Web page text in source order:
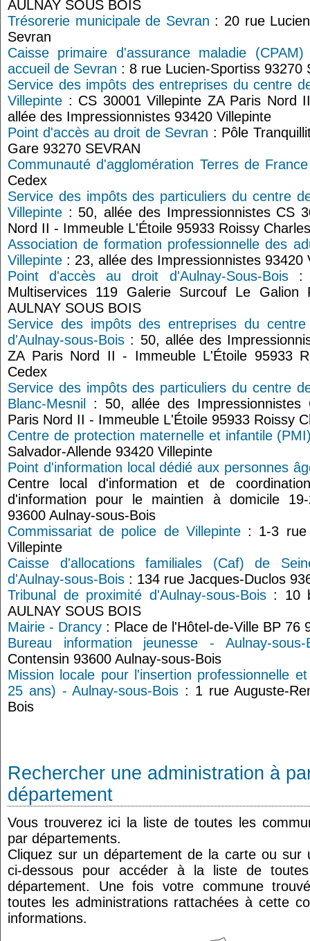
AULNAY SOUS BOIS
Trésorerie municipale de Sevran : 20 rue
Sevran
Caisse primaire d'assurance maladie
accueil de Sevran : 8 rue Lucien-Sportiss 93270
Service des impôts des entreprises du centre
Villepinte : CS 30001 Villepinte ZA Paris Nord
allée des Impressionnistes 93420 Villepinte
Point d'accès au droit de Sevran : Pôle
Gare 93270 SEVRAN
Communauté d'agglomération Terres de France
Cedex
Service des impôts des particuliers du centre
Villepinte : 50, allée des Impressionnistes CS
Nord II - Immeuble L'Étoile 95933 Roissy
Association de formation professionnelle des
Villepinte : 23, allée des Impressionnistes 93420
Point d'accès au droit d'Aulnay-Sous-Bois:
Multiservices 119 Galerie Surcouf Le Galion
AULNAY SOUS BOIS
Service des impôts des entreprises du
d'Aulnay-sous-Bois : 50, allée des
ZA Paris Nord II - Immeuble L'Étoile 95933
Cedex
Service des impôts des particuliers du centre
Blanc-Mesnil
: 50, allée des Impressionnistes
Paris Nord II - Immeuble L'Étoile 95933 Roissy
Centre de protection maternelle et infantile
Salvador-Allende 93420 Villepinte
Point d'information local dédié aux personnes
Centre local d'information et de
d'information pour le maintien à domicile
93600 Aulnay-sous-Bois
Commissariat de police de Villepinte: 1-3 rue
Villepinte
Caisse d'allocations familiales (Caf) de
d'Aulnay-sous-Bois : 134 rue Jacques-Duclos
Tribunal de proximité d'Aulnay-sous-Bois: 10
AULNAY SOUS BOIS
Mairie - Drancy : Place de l'Hôtel-de-Ville BP 76
Bureau information jeunesse - Aulnay-sous-
Contensin 93600 Aulnay-sous-Bois
Mission locale pour l'insertion professionnelle
25 ans) - Aulnay-sous-Bois : 1 rue Auguste-
Bois
Rechercher une administration à
département
Vous trouverez ici la liste de toutes les
par départements.
Cliquez sur un département de la carte ou sur
ci-dessous pour accéder à la liste de
département. Une fois votre commune
toutes les administrations rattachées à cette
informations.